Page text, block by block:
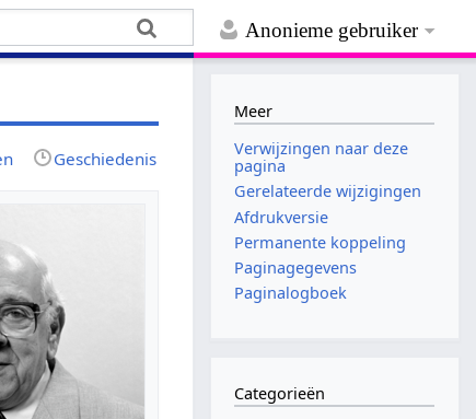
Anonieme gebruiker
Geschiedenis
Meer
Verwijzingen naar deze
pagina
Gerelateerde wijzigingen
Afdrukversie
Permanente koppeling
Paginagegevens
Paginalogboek
Categorieën